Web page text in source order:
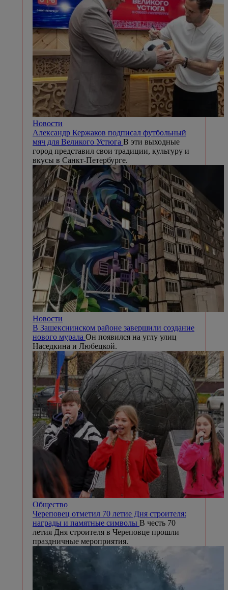
Новости
Александр Кержаков подписал футбольный
мяч для Великого Устюга В эти выходные
город представил свои традиции, культуру и
вкусы в Санкт-Петербурге.
Новости
В Зашекснинском районе завершили создание
нового мурала Он появился на углу улиц
Наседкина и Любецкой.
Общество
Череповец отметил 70 летие Дня строителя:
награды и памятные символы В честь 70
летия Дня строителя в Череповце прошли
праздничные мероприятия.